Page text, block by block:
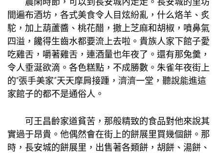
間遍布酒坊，各式美食令人目炫紛亂，什么烙羊、炙
駝，加上葫蘆醬、桃花醋，撒上芝麻和胡椒，噴鼻氣
四溢，饞得生齒水都要流上去啦。貴族人家下館子愛
吃雞舌，嚼著雞舌，連酒量也年夜了。還有那兔羹，
令人垂涎欲滴。各色糕點，不成勝數。朱雀年夜街上
的“張手美家”天天摩肩接踵，濟濟一堂，聽說能進這
家館子的都不是通俗人。
可王昌齡家道貧苦，那般精致的食品對他來說其
實過于昂貴。他偶然會在街上的餅展里買幾個餅。那
時，長安城的餅展里，出售著各類餅，胡餅、湯餅、